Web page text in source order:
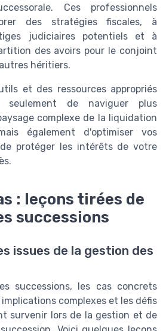
Ces professionnels
des stratégies fiscales, à
judiciaires potentiels et à
des avoirs pour le conjoint
héritiers.
et des ressources appropriés
de naviguer plus
complexe de la liquidation
également d'optimiser vos
protéger les intérêts de votre
: leçons tirées de
successions
issues de la gestion des
successions, les cas concrets
complexes et les défis
survenir lors de la gestion et de